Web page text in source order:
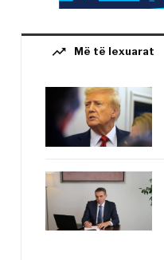
trending_up Më të lexuarat